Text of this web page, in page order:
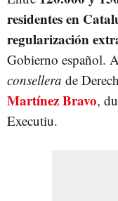
residentes en
regularización
Gobierno español.
consellera de
Martínez Bravo,
Executiu.